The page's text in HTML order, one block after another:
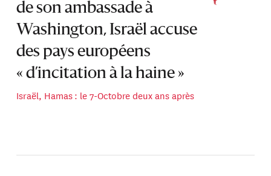
de son ambassade à
Washington, Israël accuse
des pays européens
« d’incitation à la haine »
Israël, Hamas : le 7-Octobre deux ans après